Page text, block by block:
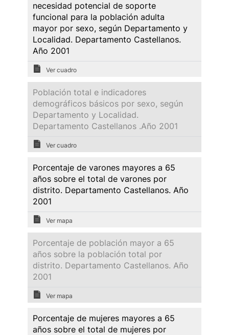
necesidad potencial de soporte
funcional para la población adulta
mayor por sexo, según Departamento y
Localidad. Departamento Castellanos.
Año 2001
Ver cuadro
Población total e indicadores
demográficos básicos por sexo, según
Departamento y Localidad.
Departamento Castellanos .Año 2001
Ver cuadro
Porcentaje de varones mayores a 65
años sobre el total de varones por
distrito. Departamento Castellanos. Año
2001
Ver mapa
Porcentaje de población mayor a 65
años sobre la población total por
distrito. Departamento Castellanos. Año
2001
Ver mapa
Porcentaje de mujeres mayores a 65
años sobre el total de mujeres por